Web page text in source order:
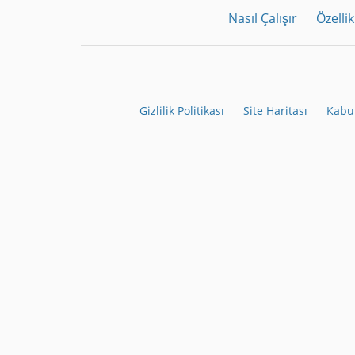
Nasıl Çalışır
Gizlilik Politikası Site Haritası